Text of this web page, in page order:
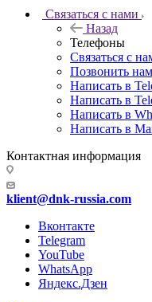
Связаться с нами
Назад
Телефоны
Связаться с
Позвонить нам
Написать в
Написать в
Написать в
Написать в
Контактная информация
klient@dnk-russia.com
Вконтакте
Telegram
YouTube
WhatsApp
Яндекс.Дзен